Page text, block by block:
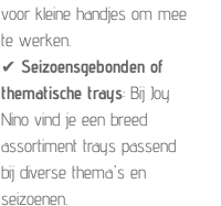
voor kleine handjes om mee
te werken.
✔ Seizoensgebonden of
thematische trays: Bij Joy
Nino vind je een breed
assortiment trays passend
bij diverse thema's en
seizoenen.